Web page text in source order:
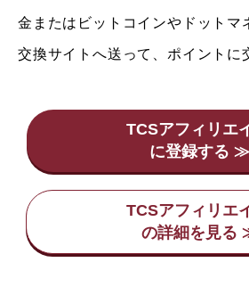
金またはビットコインやドットマ
交換サイトへ送って、ポイントに
TCSアフィリエ
TCSアフィリエ